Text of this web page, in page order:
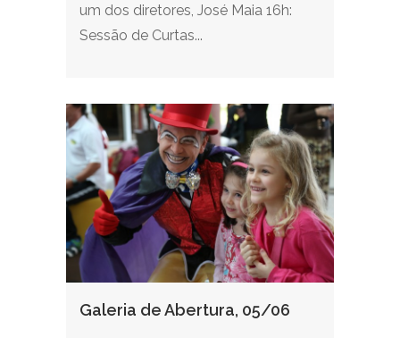
um dos diretores, José Maia 16h:
Sessão de Curtas...
Galeria de Abertura, 05/06